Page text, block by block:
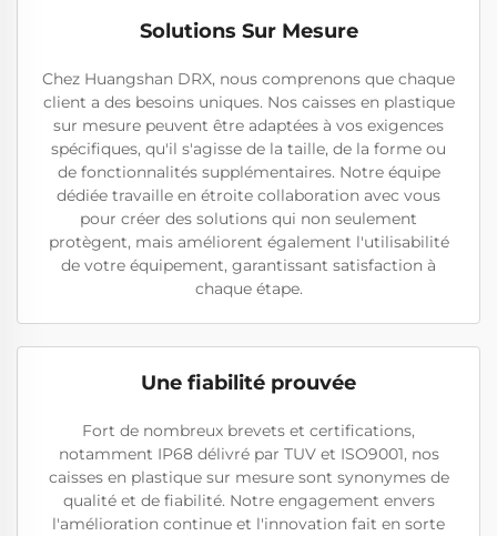
Solutions Sur Mesure
Chez Huangshan DRX, nous comprenons que chaque
client a des besoins uniques. Nos caisses en plastique
sur mesure peuvent être adaptées à vos exigences
spécifiques, qu'il s'agisse de la taille, de la forme ou
de fonctionnalités supplémentaires. Notre équipe
dédiée travaille en étroite collaboration avec vous
pour créer des solutions qui non seulement
protègent, mais améliorent également l'utilisabilité
de votre équipement, garantissant satisfaction à
chaque étape.
Une fiabilité prouvée
Fort de nombreux brevets et certifications,
notamment IP68 délivré par TUV et ISO9001, nos
caisses en plastique sur mesure sont synonymes de
qualité et de fiabilité. Notre engagement envers
l'amélioration continue et l'innovation fait en sorte